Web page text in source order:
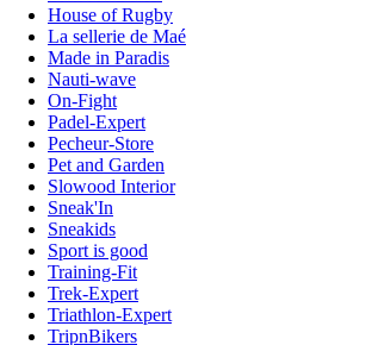
House of Rugby
La sellerie de Maé
Made in Paradis
Nauti-wave
On-Fight
Padel-Expert
Pecheur-Store
Pet and Garden
Slowood Interior
Sneak'In
Sneakids
Sport is good
Training-Fit
Trek-Expert
Triathlon-Expert
TripnBikers